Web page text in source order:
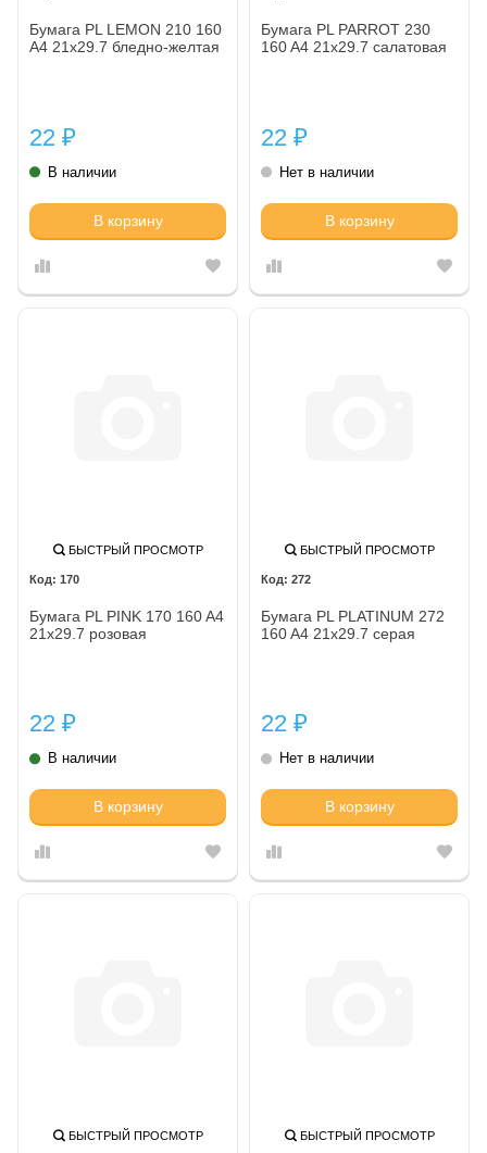
Бумага PL LEMON 210 160
A4 21x29.7 бледно-желтая
22 ₽
В наличии
В корзину
Бумага PL PARROT 230
160 A4 21x29.7 салатовая
22 ₽
Нет в наличии
В корзину
БЫСТРЫЙ ПРОСМОТР
170
Бумага PL PINK 170 160 A4
21x29.7 розовая
22 ₽
В наличии
В корзину
БЫСТРЫЙ ПРОСМОТР
272
Бумага PL PLATINUM 272
160 A4 21x29.7 серая
22 ₽
Нет в наличии
В корзину
БЫСТРЫЙ ПРОСМОТР БЫСТРЫЙ ПРОСМОТР